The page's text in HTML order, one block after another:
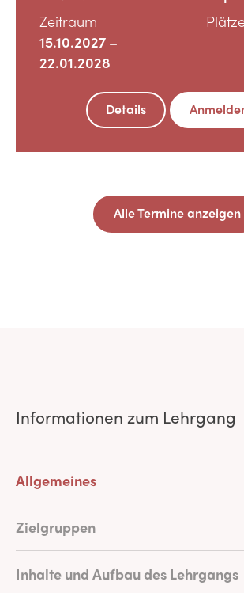
Zeitraum
15.10.2027 –
22.01.2028
Details
Alle Termine anzeigen
Informationen zum Lehrgang
Allgemeines
Zielgruppen
Inhalte und Aufbau des Lehrgangs